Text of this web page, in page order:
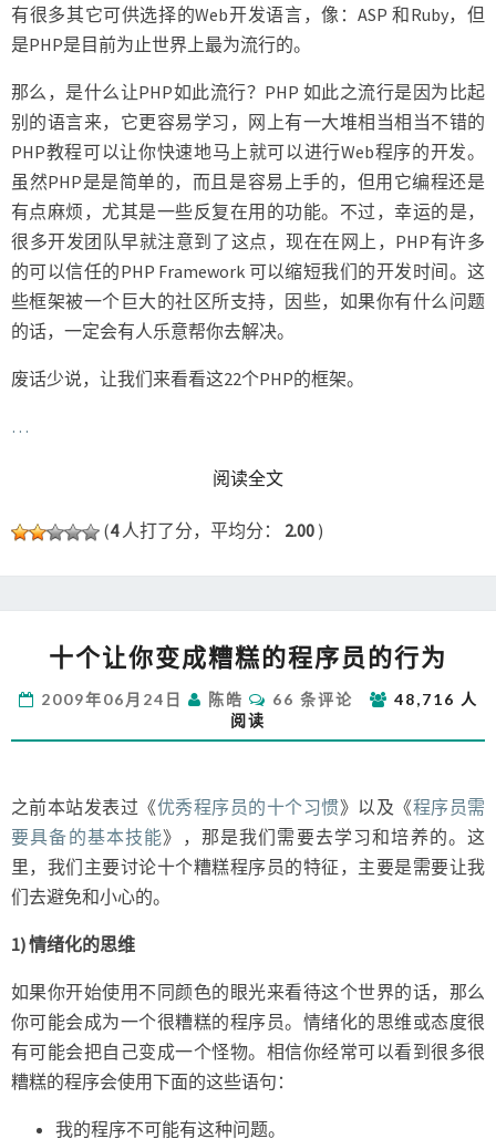
有很多其它可供选择的Web开发语言，像：ASP 和Ruby，但
是PHP是目前为止世界上最为流行的。
那么，是什么让PHP如此流行？PHP 如此之流行是因为比起
别的语言来，它更容易学习，网上有一大堆相当相当不错的
PHP教程可以让你快速地马上就可以进行Web程序的开发。
虽然PHP是是简单的，而且是容易上手的，但用它编程还是
有点麻烦，尤其是一些反复在用的功能。不过，幸运的是，
很多开发团队早就注意到了这点，现在在网上，PHP有许多
的可以信任的PHP Framework 可以缩短我们的开发时间。这
些框架被一个巨大的社区所支持，因些，如果你有什么问题
的话，一定会有人乐意帮你去解决。
废话少说，让我们来看看这22个PHP的框架。
…
阅读全文READ MORE
(4人打了分，平均分： 2.00 )
个
你
变
糕
的
程
序
十个让你变成糟糕的程序员的行为
2009年06月24日 陈皓
评
论
66 条评论
48,716 人
阅读
之前本站发表过《优秀程序员的十个习惯》以及《程序员需
要具备的基本技能》，那是我们需要去学习和培养的。这
里，我们主要讨论十个糟糕程序员的特征，主要是需要让我
们去避免和小心的。
1) 情绪化的思维
如果你开始使用不同颜色的眼光来看待这个世界的话，那么
你可能会成为一个很糟糕的程序员。情绪化的思维或态度很
有可能会把自己变成一个怪物。相信你经常可以看到很多很
糟糕的程序会使用下面的这些语句：
我的程序不可能有这种问题。